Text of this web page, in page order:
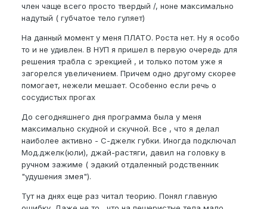
член чаще всего просто твердый /, ноне максимально
надутый ( губчатое тело гуляет)
На данный момент у меня ПЛАТО. Роста нет. Ну я особо
то и не удивлен. В НУП я пришел в первую очередь для
решения трабла с эрекцией , и только потом уже я
загорелся увеличением. Причем одно другому скорее
помогает, нежели мешает. Особенно если речь о
сосудистых прогах
До сегодняшнего дня программа была у меня
максимально скудной и скучной. Все , что я делал
наиболее активно - С-джелк губки. Иногда подключал
Мод.джелк(юли), джай-растяги, давил на головку в
ручном зажиме ( эдакий отдаленный родственник
"удушения змея").
Тут на днях еще раз читал теорию. Понял главную